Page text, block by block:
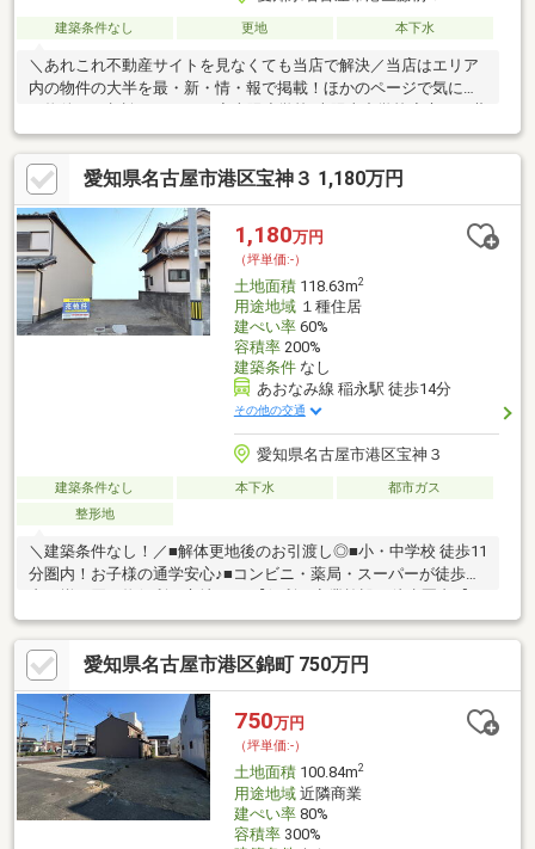
建築条件なし 更地 本下水
＼あれこれ不動産サイトを見なくても当店で解決／当店はエリア
内の物件の大半を最・新・情・報で掲載！ほかのページで気にな
前5丁目バス停まで300ｍ◆国道23号線まで車で3分◆イオンモー
ル名古屋茶屋まで車で5分※写真をクリックすると、詳細をご覧い
ただけます。＝＝＝＝＝＝＝＝＝＝＝＝＝＝＝＝＝＝＝＝＝＝＝
＝＝土地購入の疑問にお答えします！どんな費用がかかるの？す
べて丁寧にお答えします。＝＝＝＝＝＝＝＝＝＝＝＝＝＝＝＝＝
＝＝＝＝＝＝＝＝
愛知県名古屋市港区宝神３ 1,180万円
1,180万円
（坪単価:-）
土地面積118.63m2
用途地域１種住居
建ぺい率60%
容積率200%
建築条件なし
あおなみ線 稲永駅 徒歩14分
その他の交通
愛知県名古屋市港区宝神３
建築条件なし 本下水
都市ガス
整形地
＼建築条件なし！／■解体更地後のお引渡し◎■小・中学校 徒歩11
分圏内！お子様の通学安心♪■コンビニ・薬局・スーパーが徒歩圏
＊ワークマン名古屋港宝神店：徒歩2分＊ナフコ不二屋宝神店：徒
歩8分＊V・drug宝神店：徒歩5分＊スギ薬局宝神店：徒歩7分＊フ
ァミリーマート：徒歩5分～ご予算に合わせた建築プランのご提案
させていただきます～◆「建物」「駐車スペース」「趣味スペー
ス」など 幅広い建築プランをご検討頂けます♪
愛知県名古屋市港区錦町 750万円
750万円
（坪単価:-）
土地面積100.84m2
用途地域近隣商業
建ぺい率80%
容積率300%